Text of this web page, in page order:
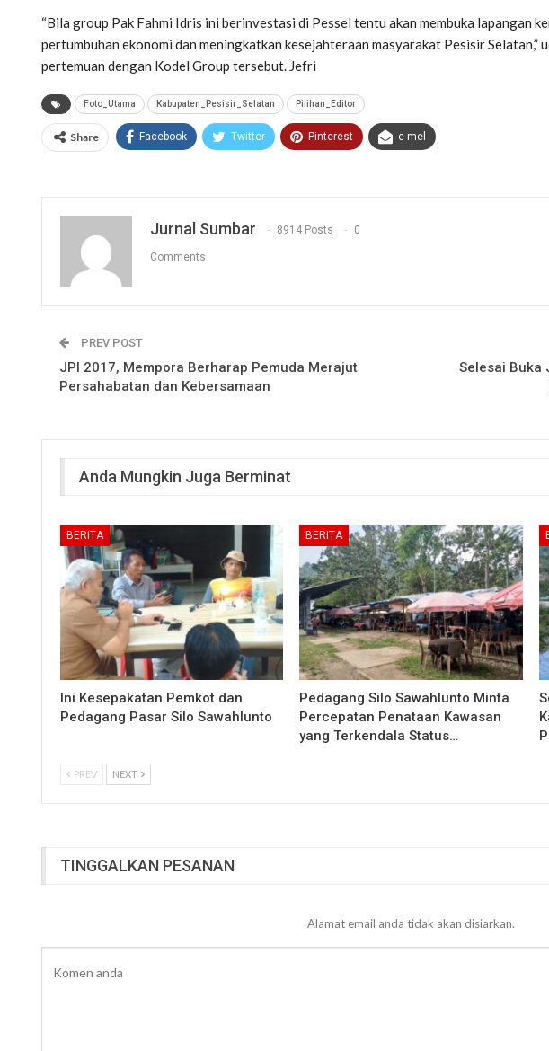
“Bila group Pak Fahmi Idris ini berinvestasi di Pessel tentu akan membuka lapangan
pertumbuhan ekonomi dan meningkatkan kesejahteraan masyarakat Pesisir Selatan,”
pertemuan dengan Kodel Group tersebut. Jefri
Foto_Utama Kabupaten_Pesisir_Selatan Pilihan_Editor
Share Facebook Twitter Pinterest e-mel
Jurnal Sumbar 8914 Posts 0
Comments
PREV POST
JPI 2017, Mempora Berharap Pemuda Merajut
Persahabatan dan Kebersamaan
Selesai Buka
Anda Mungkin Juga Berminat
BERITA
Ini Kesepakatan Pemkot dan
Pedagang Pasar Silo Sawahlunto
BERITA
Pedagang Silo Sawahlunto Minta
Percepatan Penataan Kawasan
yang Terkendala Status…
PREV NEXT
TINGGALKAN PESANAN
Alamat email anda tidak akan disiarkan.